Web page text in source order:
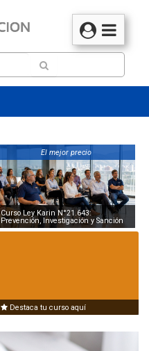
El mejor precio
Curso Ley Karin N°21.643:
Prevención, Investigación y Sanción
Destaca tu curso aquí